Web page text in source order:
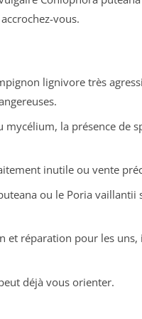
vous.
lignivore très
la présence de
inutile ou vente
ou le Poria vaillantii
et réparation pour les
déjà vous orienter.